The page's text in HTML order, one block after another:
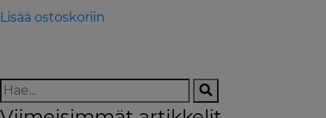
Lisää ostoskoriin